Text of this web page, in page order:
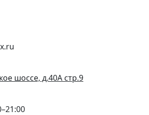
шоссе, д.40А стр.9